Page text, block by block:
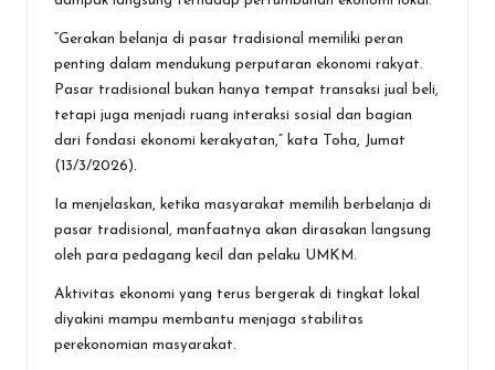
“Gerakan belanja di pasar tradisional memiliki peran
penting dalam mendukung perputaran ekonomi rakyat.
Pasar tradisional bukan hanya tempat transaksi jual beli,
tetapi juga menjadi ruang interaksi sosial dan bagian
dari fondasi ekonomi kerakyatan,” kata Toha, Jumat
(13/3/2026).
Ia menjelaskan, ketika masyarakat memilih berbelanja di
pasar tradisional, manfaatnya akan dirasakan langsung
oleh para pedagang kecil dan pelaku UMKM.
Aktivitas ekonomi yang terus bergerak di tingkat lokal
diyakini mampu membantu menjaga stabilitas
perekonomian masyarakat.